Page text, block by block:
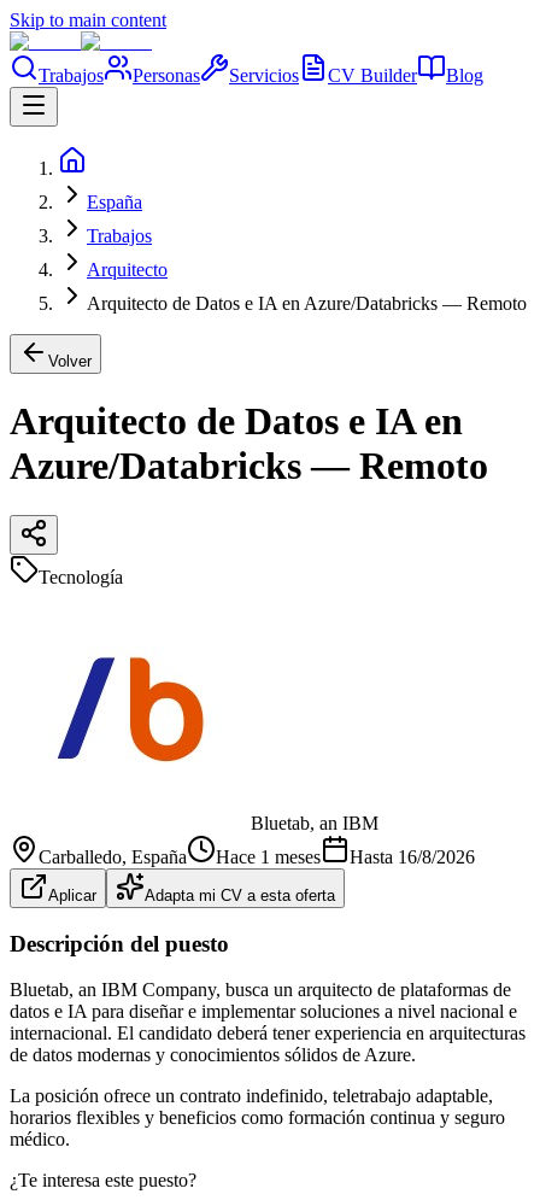
Skip to main content
Trabajos Personas Servicios CV Builder Blog
España
Trabajos
Arquitecto
Arquitecto de Datos e IA en Azure/Databricks — Remoto
Volver
Arquitecto de Datos e IA en
Azure/Databricks — Remoto
Tecnología
Bluetab, an IBM
Carballedo, España Hace 1 meses Hasta 16/8/2026
Aplicar Adapta mi CV a esta oferta
Descripción del puesto
Bluetab, an IBM Company, busca un arquitecto de plataformas de
datos e IA para diseñar e implementar soluciones a nivel nacional e
internacional. El candidato deberá tener experiencia en arquitecturas
de datos modernas y conocimientos sólidos de Azure.
La posición ofrece un contrato indefinido, teletrabajo adaptable,
horarios flexibles y beneficios como formación continua y seguro
médico.
¿Te interesa este puesto?